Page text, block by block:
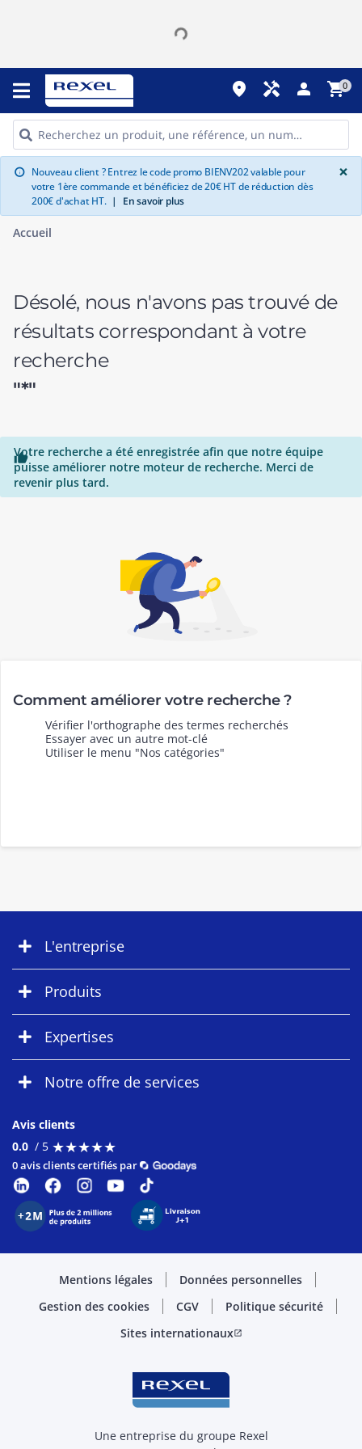
place handyman person shopping_cart0
info Nouveau client ? Entrez le code promo BIENV202 valable pour
votre 1ère commande et bénéficiez de 20€ HT de réduction dès
200€ d'achat HT. | En savoir plus
×
Accueil
Désolé, nous n'avons pas trouvé de
résultats correspondant à votre
recherche
"*"

Votre recherche a été enregistrée afin que notre équipe
puisse améliorer notre moteur de recherche. Merci de
revenir plus tard.
Comment améliorer votre recherche ?
Vérifier l'orthographe des termes recherchés
Essayer avec un autre mot-clé
Utiliser le menu "Nos catégories"
L'entreprise
Produits
Expertises
Notre offre de services
Avis clients
0.0 / 5 ★★★★★
★★★★★
0 avis clients certifiés par
Mentions légales
Données personnelles
Gestion des cookies
CGV
Politique sécurité
Sites internationauxopen_in_new
Une entreprise du groupe Rexel